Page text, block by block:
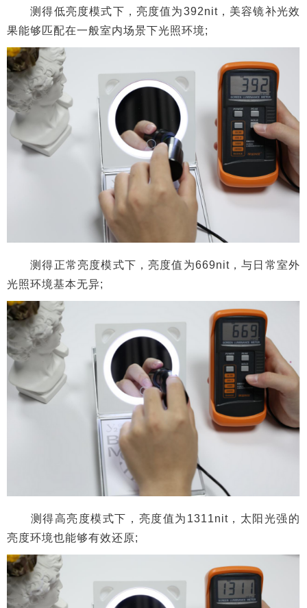
测得正常亮度模式下，亮度值为669nit，与日常室外
光照环境基本无异;
测得高亮度模式下，亮度值为1311nit，太阳光强的
亮度环境也能够有效还原;
品颜PINYAN 颜系列美容镜-Y2三种亮度模式下的补